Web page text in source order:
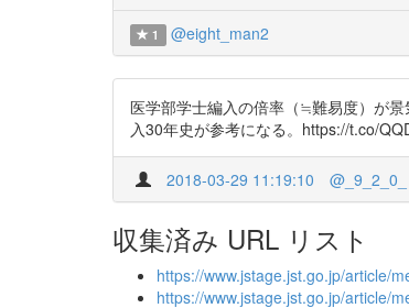
1 @eight_man2
医学部学士編入の倍率（≒難易度）が
入30年史が参考になる。https://t.co/
2018-03-29 11:19:10 @_9_2_0_
収集済み URL リスト
https://www.jstage.jst.go.jp/article/
https://www.jstage.jst.go.jp/article/